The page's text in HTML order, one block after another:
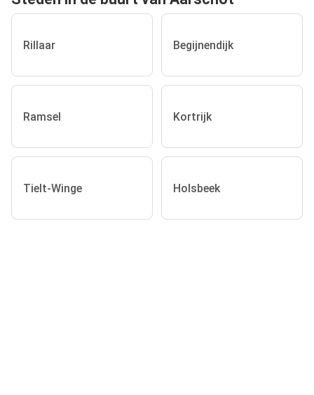
Rillaar Begijnendijk
Ramsel Kortrijk
Tielt-Winge Holsbeek